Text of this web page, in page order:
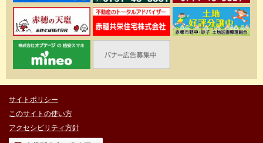
サイトポリシー
このサイトの使い方
アクセシビリティ方針
市役所庁舎の案内図